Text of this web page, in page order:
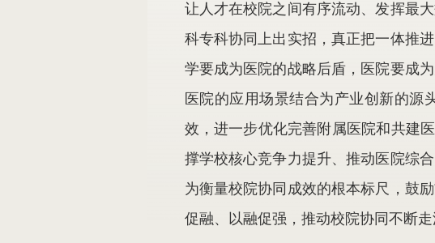
让人才在校院之间有序流动、发挥最
科专科协同上出实招，真正把一体推
学要成为医院的战略后盾，医院要成
医院的应用场景结合为产业创新的源
效，进一步优化完善附属医院和共建
撑学校核心竞争力提升、推动医院综
为衡量校院协同成效的根本标尺，鼓
促融、以融促强，推动校院协同不断走